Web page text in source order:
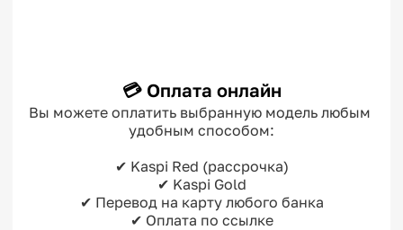
💳 Оплата онлайн
Вы можете оплатить выбранную модель любым
удобным способом:
✔ Kaspi Red (рассрочка)
✔ Kaspi Gold
✔ Перевод на карту любого банка
✔ Оплата по ссылке